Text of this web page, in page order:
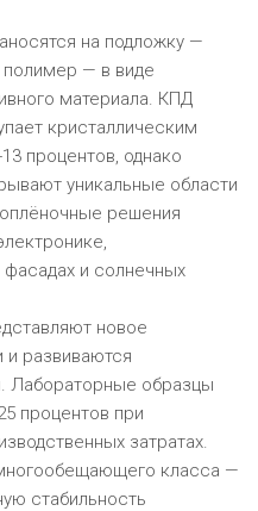
на подложку —
полимер — в виде
материала. КПД
кристаллическим
процентов, однако
уникальные области
решения
фасадах и солнечных
новое
и развиваются
Лабораторные образцы
процентов при
затратах.
многообещающего класса —
стабильность